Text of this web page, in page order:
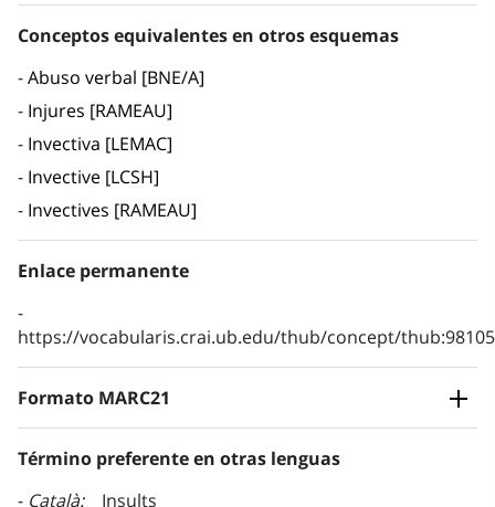
Conceptos equivalentes en otros esquemas
Abuso verbal [BNE/A]
Injures [RAMEAU]
Invectiva [LEMAC]
Invective [LCSH]
Invectives [RAMEAU]
Enlace permanente
https://vocabularis.crai.ub.edu/thub/concept/
Formato MARC21
Término preferente en otras lenguas
Català
Insults